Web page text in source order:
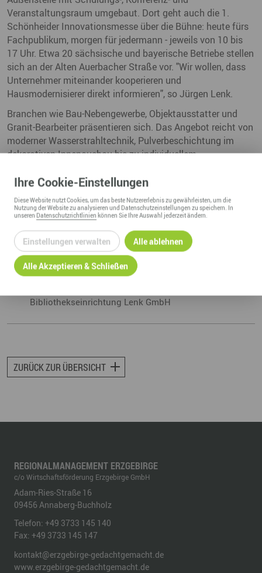
Veranstaltungsraum umgebaut. Dort geht auch die 1.
Schönheider Innovationsmesse über die Bühne: heute fürs
Fachpublikum, morgen für jedermann - jeweils von 10 bis
17 Uhr. Etwa 20 sächsische und bayerische Betriebe stellen
sich an der Alten Auerbacher Straße vor. "Wir wollen, dass
Unternehmer miteinander kooperieren und
Hausmodernisierer direkt informieren", so Jürgen Lenk.
Branchen wie Bau-Nebengewerbe, Objektausstatter und
Granit-Bearbeiter präsentieren sich. Das Angebot reicht von
moderner Wasserstrahltechnik, Pulverbeschichtung im
dekorativen Innenausbau bis zu individuellem
Gravur-Bildern runden die Messepremiere ab. Der Eintritt ist
frei.
Quelle: Freie Presse, Ausgabe Schwarzenberger
Zeitung, 16.09.2011
15.09.2011
Links
Bibliothekseinrichtung Lenk GmbH
ZURÜCK ZUR ÜBERSICHT
REGIONALMANAGEMENT ERZGEBIRGE
c/o Wirtschaftsförderung Erzgebirge GmbH
Adam-Ries-Straße 16
09456 Annaberg-Buchholz
Telefon: +49 3733 145 140
Fax: +49 3733 145 147
kontakt@erzgebirge-gedachtgemacht.de
www.erzgebirge-gedachtgemacht.de
Ihre Cookie-Einstellungen
DieseWebsitenutzt Cookies, um das beste Nutzererlebnis zu gewährleisten, um die
Nutzung derWebsitezu analysieren und Datenschutzeinstellungen zu speichern. In
unseren Datenschutzrichtlinien können Sie Ihre Auswahl jederzeit ändern.
Einstellungen verwalten Alle ablehnen
Alle Akzeptieren & Schließen